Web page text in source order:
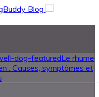
Le rhume
: Causes, symptômes et